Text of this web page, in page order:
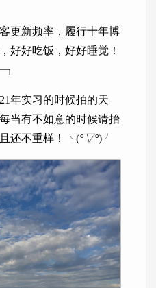
更新频率，履行十年博
好好吃饭，好好睡觉！
年实习的时候拍的天
当有不如意的时候请抬
还不重样！╰(°▽°)╯